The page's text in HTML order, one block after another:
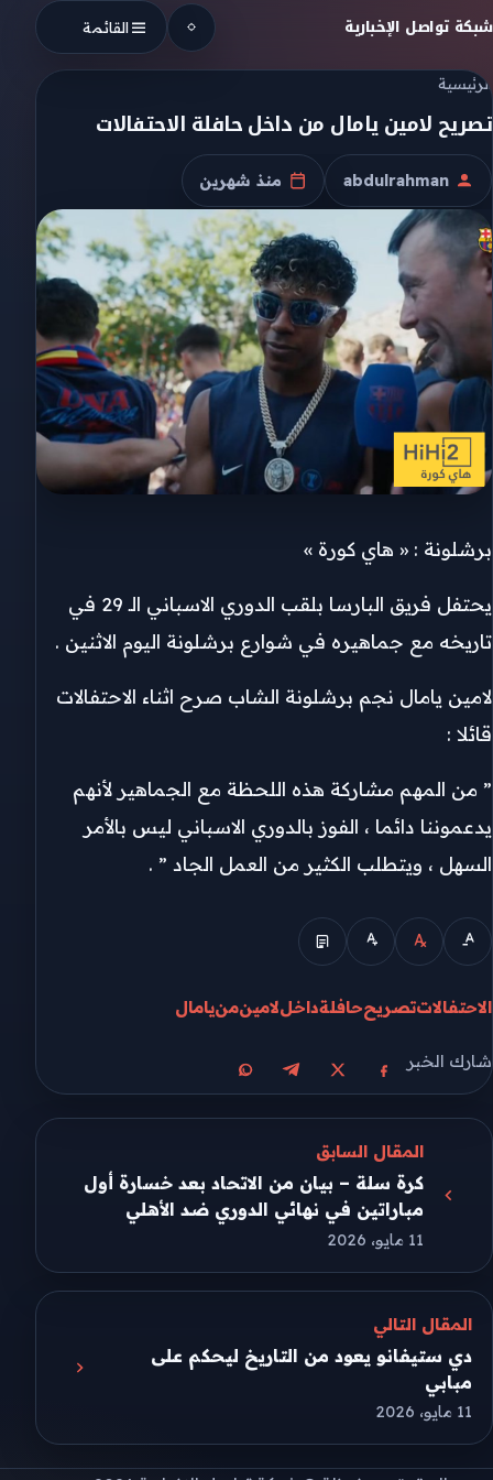
Skip to content
شبكة تواصل الإخبارية القائمة
الرئيسية
تصريح لامين يامال من داخل حافلة الاحتفالات
الكاتب
abdulrahman
تاريخ النشر
منذ شهرين
برشلونة : « هاي كورة »
يحتفل فريق البارسا بلقب الدوري الاسباني الـ 29 في
تاريخه مع جماهيره في شوارع برشلونة اليوم الاثنين .
لامين يامال نجم برشلونة الشاب صرح اثناء الاحتفالات
قائلا :
” من المهم مشاركة هذه اللحظة مع الجماهير لأنهم
يدعموننا دائما ، الفوز بالدوري الاسباني ليس بالأمر
السهل ، ويتطلب الكثير من العمل الجاد ” .
الاحتفالاتتصريححافلةداخللامينمنيامال
شارك الخبر
مشاركة على فيسبوك
مشاركة على Xمشاركة على تيليجرام
مشاركة على واتساب
المقال السابق
كرة سلة – بيان من الاتحاد بعد خسارة أول
مباراتين في نهائي الدوري ضد الأهلي
11 مايو، 2026
المقال التالي
دي ستيفانو يعود من التاريخ ليحكم على
مبابي
11 مايو، 2026